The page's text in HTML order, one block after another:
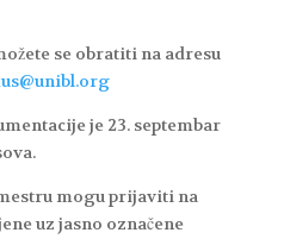
se obratiti na adresu
je 23. septembar
mogu prijaviti na
uz jasno označene